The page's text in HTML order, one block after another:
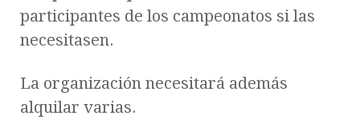
participantes de los campeonatos si las
necesitasen.
La organización necesitará además
alquilar varias.